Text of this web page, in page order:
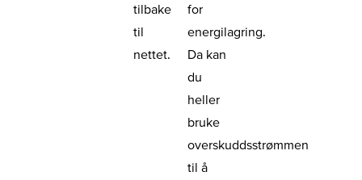
tilbake
til
nettet.
for
energilagring.
Da kan
du
heller
bruke
overskuddsstrømmen
til å